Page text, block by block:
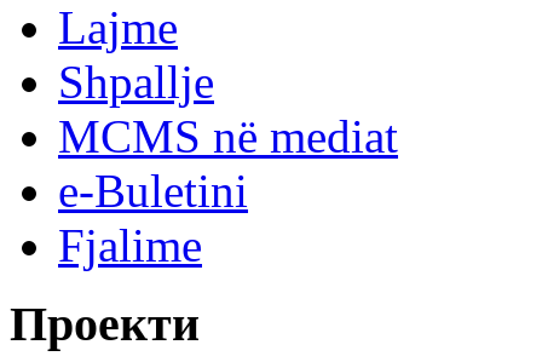
Lajme
Shpallje
MCMS në mediat
e-Buletini
Fjalime
Проекти